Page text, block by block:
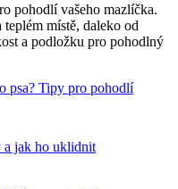
pohodlí vašeho mazlíčka.
místě, daleko od
a podložku pro pohodlný
psa? Tipy pro pohodlí